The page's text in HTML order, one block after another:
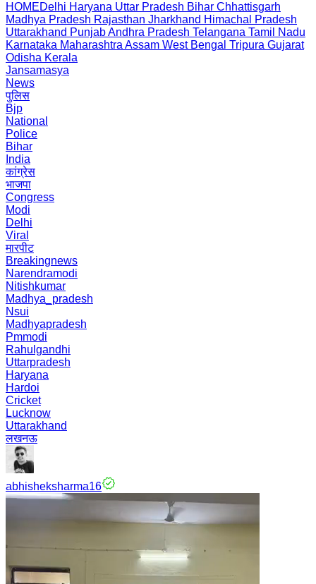
HOMEDelhi Haryana Uttar Pradesh Bihar Chhattisgarh
Madhya Pradesh Rajasthan Jharkhand Himachal Pradesh
Uttarakhand PunjabAndhra Pradesh Telangana Tamil Nadu
Karnataka Maharashtra Assam West Bengal Tripura Gujarat
Odisha Kerala
Jansamasya
News
पुलिस
Bjp
National
Police
Bihar
India
कांग्रेस
भाजपा
Congress
Modi
Delhi
Viral
मारपीट
Breakingnews
Narendramodi
Nitishkumar
Madhya_pradesh
Nsui
Madhyapradesh
Pmmodi
Rahulgandhi
Uttarpradesh
Haryana
Hardoi
Cricket
Lucknow
Uttarakhand
लखनऊ
abhisheksharma16